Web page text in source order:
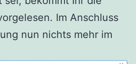
Im Anschluss
nun nichts mehr im